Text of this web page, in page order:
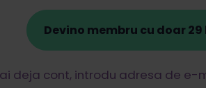
Devino membru cu doar
deja cont, introdu adresa de e-